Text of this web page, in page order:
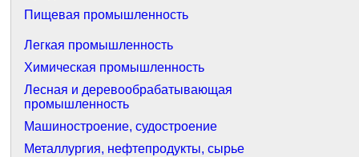
Пищевая промышленность
Легкая промышленность
Химическая промышленность
Лесная и деревообрабатывающая
промышленность
Машиностроение, судостроение
Металлургия, нефтепродукты, сырье